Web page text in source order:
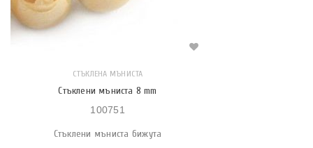
СТЪКЛЕНА МЪНИСТА
Стъклени мъниста 8 mm
100751
Стъклени мъниста бижута